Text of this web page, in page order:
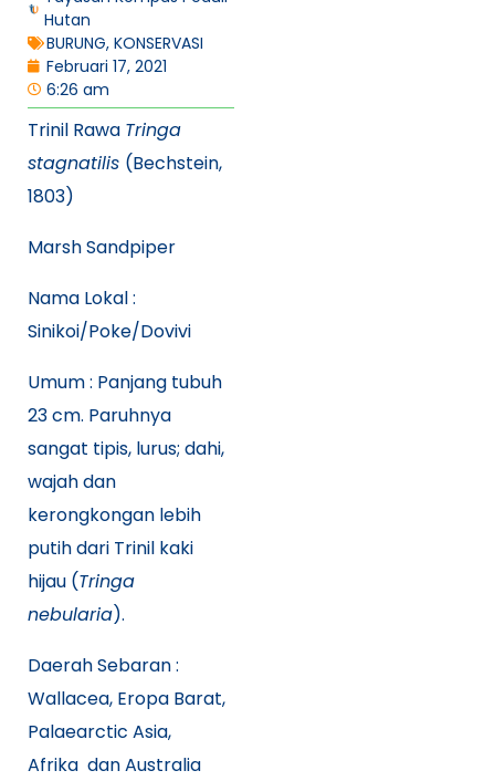
Hutan
BURUNG, KONSERVASI
Februari 17, 2021
6:26 am
Trinil Rawa Tringa
stagnatilis (Bechstein,
1803)
Marsh Sandpiper
Nama Lokal :
Sinikoi/Poke/Dovivi
Umum : Panjang tubuh
23 cm. Paruhnya
sangat tipis, lurus; dahi,
wajah dan
kerongkongan lebih
putih dari Trinil kaki
hijau (Tringa
nebularia).
Daerah Sebaran :
Wallacea, Eropa Barat,
Palaearctic Asia,
Afrika dan Australia